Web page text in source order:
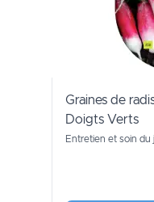
Graines de
Doigts Verts
Entretien et soin du